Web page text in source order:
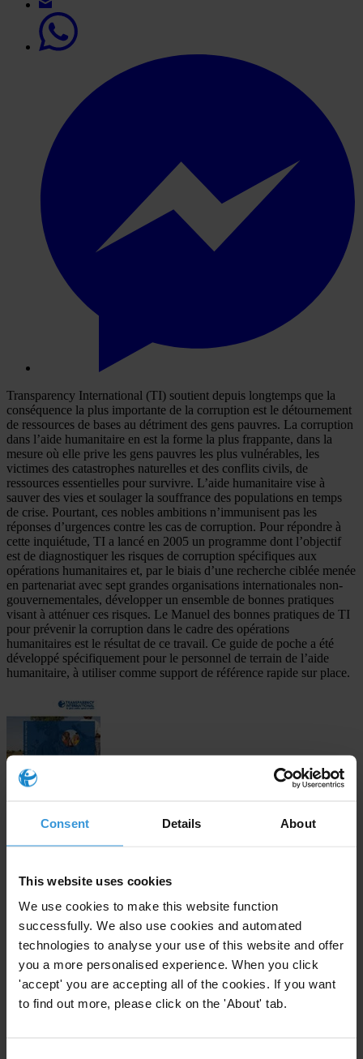
Consent Details About
This website uses cookies
We use cookies to make this website function
successfully. We also use cookies and automated
technologies to analyse your use of this website and offer
you a more personalised experience. When you click
'accept' you are accepting all of the cookies. If you want
to find out more, please click on the 'About' tab.
Transparency International (TI) soutient depuis longtemps que la
conséquence la plus importante de la corruption est le détournement
de ressources de bases au détriment des gens pauvres. La corruption
dans l’aide humanitaire en est la forme la plus frappante, dans la
mesure où elle prive les gens pauvres les plus vulnérables, les
victimes des catastrophes naturelles et des conflits civils, de
ressources essentielles pour survivre. L’aide humanitaire vise à
sauver des vies et soulager la souffrance des populations en temps
de crise. Pourtant, ces nobles ambitions n’immunisent pas les
réponses d’urgences contre les cas de corruption. Pour répondre à
cette inquiétude, TI a lancé en 2005 un programme dont l’objectif
est de diagnostiquer les risques de corruption spécifiques aux
opérations humanitaires et, par le biais d’une recherche ciblée menée
en partenariat avec sept grandes organisations internationales non-
gouvernementales, développer un ensemble de bonnes pratiques
visant à atténuer ces risques. Le Manuel des bonnes pratiques de TI
pour prévenir la corruption dans le cadre des opérations
humanitaires est le résultat de ce travail. Ce guide de poche a été
développé spécifiquement pour le personnel de terrain de l’aide
humanitaire, à utiliser comme support de référence rapide sur place.
Subscribe to our weekly newsletter
First name*
Last name
Email address*